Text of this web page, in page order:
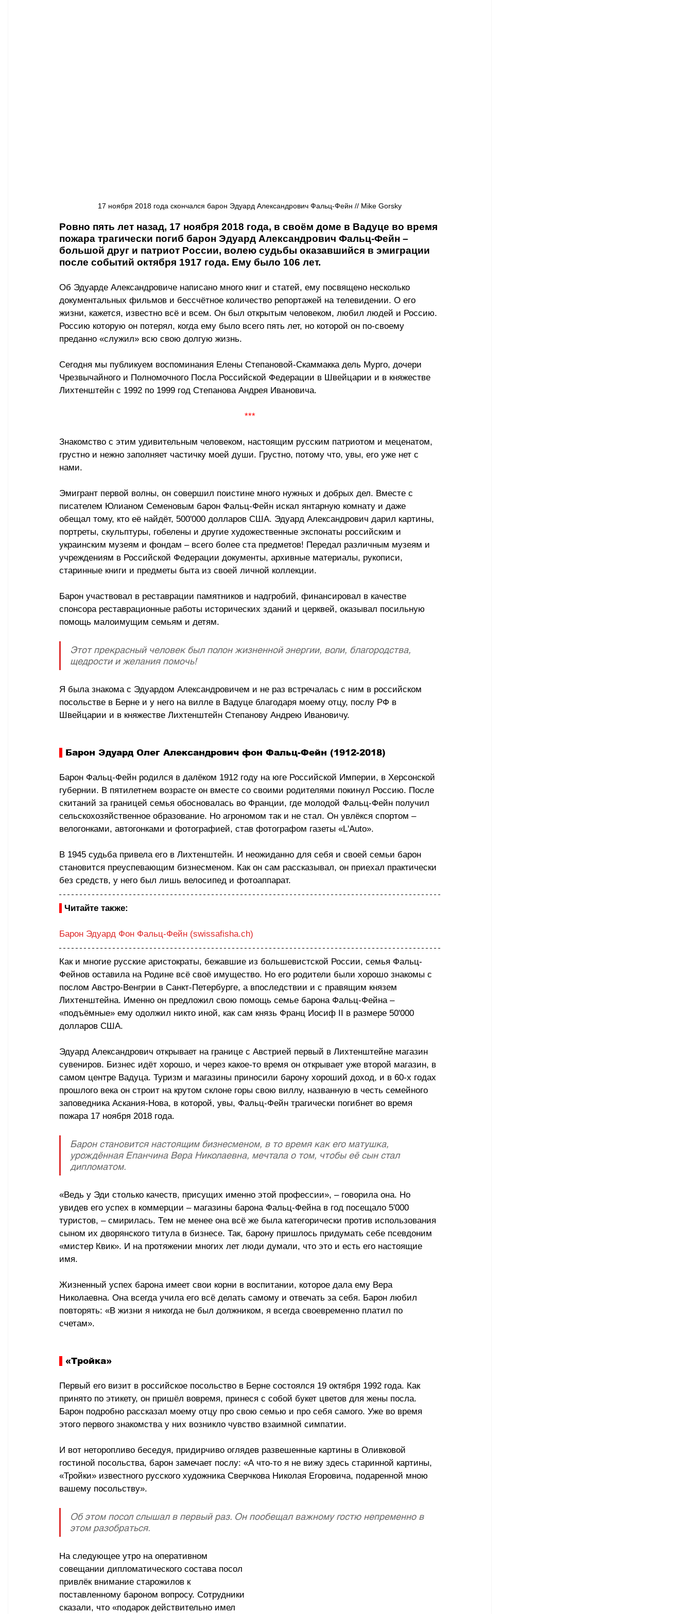
17 ноября 2018 года скончался барон Эдуард Александрович Фальц-Фейн // Мike Gorsky
Ровно пять лет назад, 17 ноября 2018 года, в своём доме в Вадуце во время
пожара трагически погиб барон Эдуард Александрович Фальц-Фейн –
большой друг и патриот России, волею судьбы оказавшийся в эмиграции
после событий октября 1917 года. Ему было 106 лет.
Об Эдуарде Александровиче написано много книг и статей, ему посвящено несколько
документальных фильмов и бессчётное количество репортажей на телевидении. О его
жизни, кажется, известно всё и всем. Он был открытым человеком, любил людей и Россию.
Россию которую он потерял, когда ему было всего пять лет, но которой он по-своему
преданно «служил» всю свою долгую жизнь.
Сегодня мы публикуем воспоминания Елены Степановой-Скаммакка дель Мурго, дочери
Чрезвычайного и Полномочного Посла Российской Федерации в Швейцарии и в княжестве
Лихтенштейн с 1992 по 1999 год Степанова Андрея Ивановича.
***
Знакомство с этим удивительным человеком, настоящим русским патриотом и меценатом,
грустно и нежно заполняет частичку моей души. Грустно, потому что, увы, его уже нет с
нами.
Эмигрант первой волны, он совершил поистине много нужных и добрых дел. Вместе с
писателем Юлианом Семеновым барон Фальц-Фейн искал янтарную комнату и даже
обещал тому, кто её найдёт, 500'000 долларов США. Эдуард Александрович дарил картины,
портреты, скульптуры, гобелены и другие художественные экспонаты российским и
украинским музеям и фондам – всего более ста предметов! Передал различным музеям и
учреждениям в Российской Федерации документы, архивные материалы, рукописи,
старинные книги и предметы быта из своей личной коллекции.
Барон участвовал в реставрации памятников и надгробий, финансировал в качестве
спонсора реставрационные работы исторических зданий и церквей, оказывал посильную
помощь малоимущим семьям и детям.
Этот прекрасный человек был полон жизненной энергии, воли, благородства,
щедрости и желания помочь!
Я была знакома с Эдуардом Александровичем и не раз встречалась с ним в российском
посольстве в Берне и у него на вилле в Вадуце благодаря моему отцу, послу РФ в
Швейцарии и в княжестве Лихтенштейн Степанову Андрею Ивановичу.
Барон Эдуард Олег Александрович фон Фальц-Фейн (1912-2018)
Барон Фальц-Фейн родился в далёком 1912 году на юге Российской Империи, в Херсонской
губернии. В пятилетнем возрасте он вместе со своими родителями покинул Россию. После
скитаний за границей семья обосновалась во Франции, где молодой Фальц-Фейн получил
сельскохозяйственное образование. Но агрономом так и не стал. Он увлёкся спортом –
велогонками, автогонками и фотографией, став фотографом газеты «L'Auto».
В 1945 судьба привела его в Лихтенштейн. И неожиданно для себя и своей семьи барон
становится преуспевающим бизнесменом. Как он сам рассказывал, он приехал практически
без средств, у него был лишь велосипед и фотоаппарат.
Читайте также:
Барон Эдуард Фон Фальц-Фейн (swissafisha.ch)
Как и многие русские аристократы, бежавшие из большевистской России, семья Фальц-
Фейнов оставила на Родине всё своё имущество. Но его родители были хорошо знакомы с
послом Австро-Венгрии в Санкт-Петербурге, а впоследствии и с правящим князем
Лихтенштейна. Именно он предложил свою помощь семье барона Фальц-Фейна –
«подъёмные» ему одолжил никто иной, как сам князь Франц Иосиф II в размере 50'000
долларов США.
Эдуард Александрович открывает на границе с Австрией первый в Лихтенштейне магазин
сувениров. Бизнес идёт хорошо, и через какое-то время он открывает уже второй магазин, в
самом центре Вадуца. Туризм и магазины приносили барону хороший доход, и в 60-х годах
прошлого века он строит на крутом склоне горы свою виллу, названную в честь семейного
заповедника Аскания-Нова, в которой, увы, Фальц-Фейн трагически погибнет во время
пожара 17 ноября 2018 года.
Барон становится настоящим бизнесменом, в то время как его матушка,
урождённая Епанчина Вера Николаевна, мечтала о том, чтобы её сын стал
дипломатом.
«Ведь у Эди столько качеств, присущих именно этой профессии», – говорила она. Но
увидев его успех в коммерции – магазины барона Фальц-Фейна в год посещало 5'000
туристов, – смирилась. Тем не менее она всё же была категорически против использования
сыном их дворянского титула в бизнесе. Так, барону пришлось придумать себе псевдоним
«мистер Квик». И на протяжении многих лет люди думали, что это и есть его настоящие
имя.
Жизненный успех барона имеет свои корни в воспитании, которое дала ему Вера
Николаевна. Она всегда учила его всё делать самому и отвечать за себя. Барон любил
повторять: «В жизни я никогда не был должником, я всегда своевременно платил по
счетам».
«Тройка»
Первый его визит в российское посольство в Берне состоялся 19 октября 1992 года. Как
принято по этикету, он пришёл вовремя, принеся с собой букет цветов для жены посла.
Барон подробно рассказал моему отцу про свою семью и про себя самого. Уже во время
этого первого знакомства у них возникло чувство взаимной симпатии.
И вот неторопливо беседуя, придирчиво оглядев развешенные картины в Оливковой
гостиной посольства, барон замечает послу: «А что-то я не вижу здесь старинной картины,
«Тройки» известного русского художника Сверчкова Николая Егоровича, подаренной мною
вашему посольству».
Об этом посол слышал в первый раз. Он пообещал важному гостю непременно в
этом разобраться.
На следующее утро на оперативном
совещании дипломатического состава посол
привлёк внимание старожилов к
поставленному бароном вопросу. Сотрудники
сказали, что «подарок действительно имел